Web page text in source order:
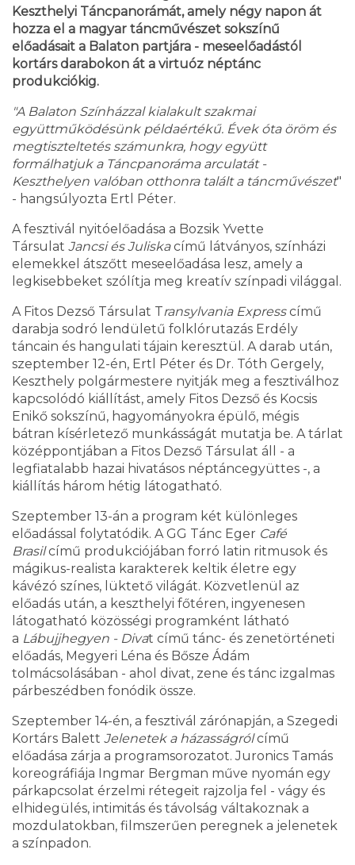
Keszthelyi Táncpanorámát, amely négy napon át
hozza el a magyar táncművészet sokszínű
előadásait a Balaton partjára - meseelőadástól
kortárs darabokon át a virtuóz néptánc
produkciókig.
"A Balaton Színházzal kialakult szakmai
együttműködésünk példaértékű. Évek óta öröm és
megtiszteltetés számunkra, hogy együtt
formálhatjuk a Táncpanoráma arculatát -
Keszthelyen valóban otthonra talált a táncművészet"
- hangsúlyozta Ertl Péter.
A fesztivál nyitóelőadása a Bozsik Yvette
Társulat Jancsi és Juliskacímű látványos, színházi
elemekkel átszőtt meseelőadása lesz, amely a
legkisebbeket szólítja meg kreatív színpadi világgal.
A Fitos Dezső Társulat Transylvania Expresscímű
darabja sodró lendületű folklórutazás Erdély
táncain és hangulati tájain keresztül. A darab után,
szeptember 12-én, Ertl Péter és Dr. Tóth Gergely,
Keszthely polgármestere nyitják meg a fesztiválhoz
kapcsolódó kiállítást, amely Fitos Dezső és Kocsis
Enikő sokszínű, hagyományokra épülő, mégis
bátran kísérletező munkásságát mutatja be. A tárlat
középpontjában a Fitos Dezső Társulat áll - a
legfiatalabb hazai hivatásos néptáncegyüttes -, a
kiállítás három hétig látogatható.
Szeptember 13-án a program két különleges
előadással folytatódik. A GG Tánc Eger Café
Brasilcímű produkciójában forró latin ritmusok és
mágikus-realista karakterek keltik életre egy
kávézó színes, lüktető világát. Közvetlenül az
előadás után, a keszthelyi főtéren, ingyenesen
látogatható közösségi programként látható
a Lábujjhegyen - Divat című tánc- és zenetörténeti
előadás, Megyeri Léna és Bősze Ádám
tolmácsolásában - ahol divat, zene és tánc izgalmas
párbeszédben fonódik össze.
Szeptember 14-én, a fesztivál zárónapján, a Szegedi
Kortárs Balett Jelenetek a házasságrólcímű
előadása zárja a programsorozatot. Juronics Tamás
koreográfiája Ingmar Bergman műve nyomán egy
párkapcsolat érzelmi rétegeit rajzolja fel - vágy és
elhidegülés, intimitás és távolság váltakoznak a
mozdulatokban, filmszerűen peregnek a jelenetek
a színpadon.